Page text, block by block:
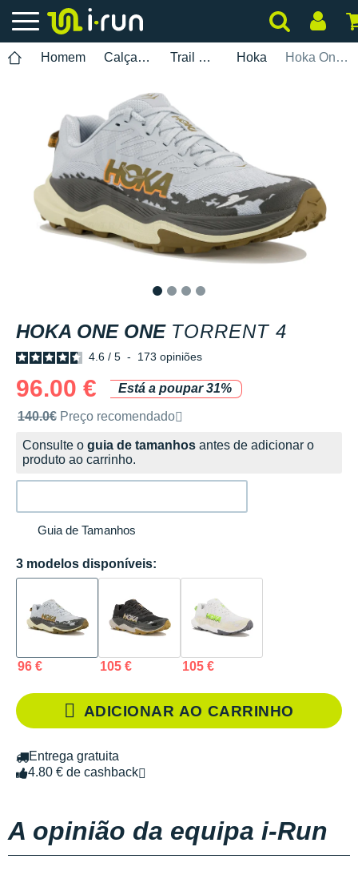
Homem Calçados Trail Running Hoka Hoka One One Torrent 4
HOKA ONE ONE TORRENT 4
4.6 / 5 - 173 opiniões
96.00 €
Está a poupar 31%
Preço de venda recomendado pela marca
140.0€ Preço recomendado
Consulte o guia de tamanhos antes de adicionar o
produto ao carrinho.
Guia de Tamanhos
3 modelos disponíveis:
96 € 105 € 105 €
ADICIONAR AO CARRINHO
Entrega gratuita
4.80 € de cashback
A opinião da equipa i-Run